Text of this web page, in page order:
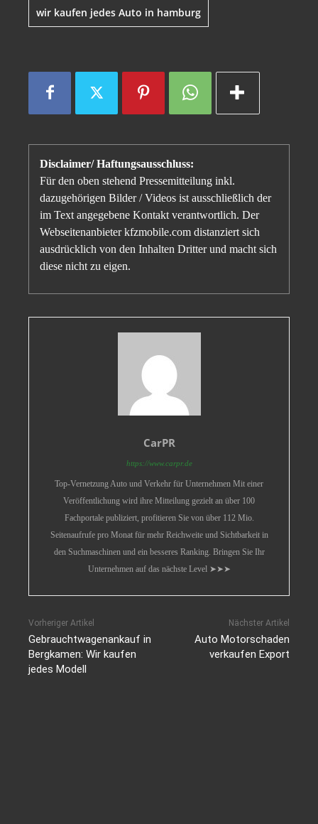
wir kaufen jedes Auto in hamburg
Disclaimer/ Haftungsausschluss:
Für den oben stehend Pressemitteilung inkl.
dazugehörigen Bilder / Videos ist ausschließlich der
im Text angegebene Kontakt verantwortlich. Der
Webseitenanbieter kfzmobile.com distanziert sich
ausdrücklich von den Inhalten Dritter und macht sich
diese nicht zu eigen.
CarPR
https://www.carpr.de
Top-Vernetzung Auto und Verkehr für Unternehmen Mit einer
Veröffentlichung wird ihre Mitteilung gezielt an über 100
Fachportale publiziert, profitieren Sie von über 112 Mio.
Seitenaufrufe pro Monat für mehr Reichweite und Sichtbarkeit in
den Suchmaschinen und ein besseres Ranking. Bringen Sie Ihr
Unternehmen auf das nächste Level ➤➤➤
Vorheriger Artikel
Gebrauchtwagenankauf in
Bergkamen: Wir kaufen
jedes Modell
Nächster Artikel
Auto Motorschaden
verkaufen Export